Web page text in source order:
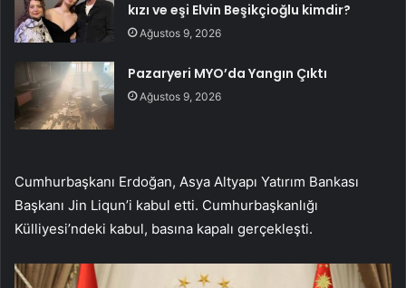
kızı ve eşi Elvin Beşikçioğlu kimdir?
Ağustos 9, 2026
Pazaryeri MYO’da Yangın Çıktı
Ağustos 9, 2026
Cumhurbaşkanı Erdoğan, Asya Altyapı Yatırım Bankası
Başkanı Jin Liqun’i kabul etti. Cumhurbaşkanlığı
Külliyesi’ndeki kabul, basına kapalı gerçekleşti.